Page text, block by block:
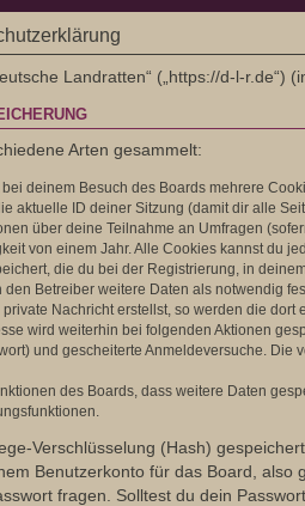
Landratten“ („https://d-l-
Arten gesammelt:
deinem Besuch des Boards mehrere
aktuelle ID deiner Sitzung (damit dir alle
über deine Teilnahme an Umfragen
von einem Jahr. Alle Cookies kannst du
die du bei der Registrierung, in
den Betreiber weitere Daten als notwendig
Nachricht erstellst, so werden die
wird weiterhin bei folgenden Aktionen
und gescheiterte Anmeldeversuche.
des Boards, dass weitere Daten
Verschlüsselung (Hash)
Benutzerkonto für das Board,
fragen. Solltest du dein